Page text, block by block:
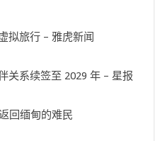
拟旅行 – 雅虎新闻
关系续签至 2029 年 – 星报
回缅甸的难民